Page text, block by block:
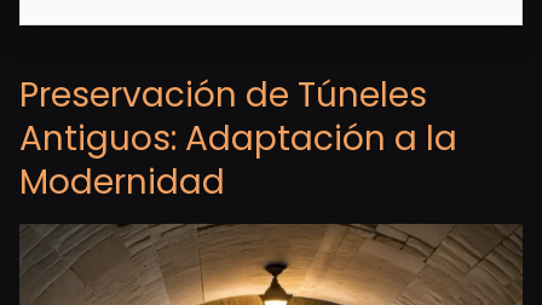
Preservación de Túneles
Antiguos: Adaptación a la
Modernidad